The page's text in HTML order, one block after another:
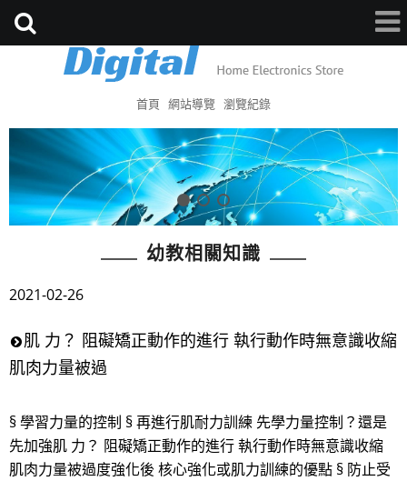
首頁 網站導覽 瀏覽紀錄
幼教相關知識
2021-02-26
肌 力？ 阻礙矯正動作的進行 執行動作時無意識收縮
肌肉力量被過
§ 學習力量的控制 § 再進行肌耐力訓練 先學力量控制？還是
先加強肌 力？ 阻礙矯正動作的進行 執行動作時無意識收縮
肌肉力量被過度強化後 核心強化或肌力訓練的優點 § 防止受